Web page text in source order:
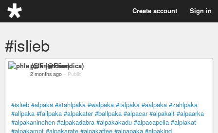
Create account Sign in
#islieb
phle (@Friendica)
2 months ago – Public
#islieb #alpaka #stahlpaka #walpaka #talpaka #aalpaka #zahlpaka
#allpaka #fallpaka #alpakater #ballpaka #alpacar #alpakalt #alpaarka
#alpakaninchen #alpakadabra #alpakakadu #alpacapella #alplakat
#alpakampf #alpakarate #alpakaffee #alpapaka #alpakind